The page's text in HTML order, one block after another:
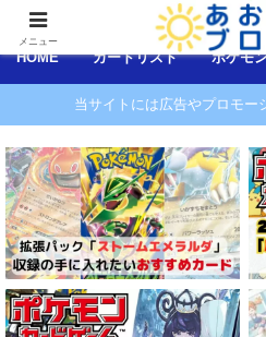
コンテンツへスキップ
HOME カードリスト ポケモ
当サイトには広告やプロモー
メニュー